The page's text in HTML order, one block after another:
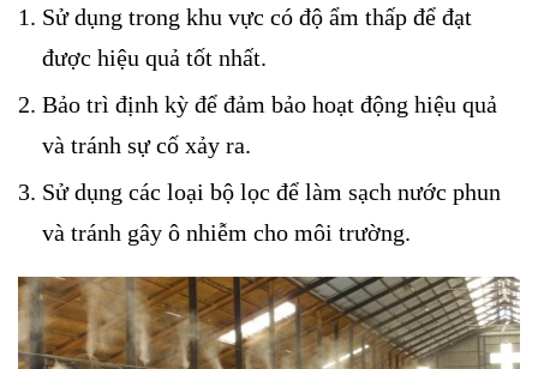
Sử dụng trong khu vực có độ ẩm thấp để đạt
được hiệu quả tốt nhất.
Bảo trì định kỳ để đảm bảo hoạt động hiệu quả
và tránh sự cố xảy ra.
Sử dụng các loại bộ lọc để làm sạch nước phun
và tránh gây ô nhiễm cho môi trường.